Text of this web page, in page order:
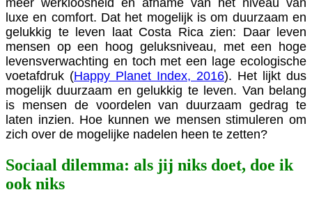
luxe en comfort. Dat het mogelijk is om duurzaam en
gelukkig te leven laat Costa Rica zien: Daar leven
mensen op een hoog geluksniveau, met een hoge
levensverwachting en toch met een lage ecologische
voetafdruk (Happy Planet Index, 2016). Het lijkt dus
mogelijk duurzaam en gelukkig te leven. Van belang
is mensen de voordelen van duurzaam gedrag te
laten inzien. Hoe kunnen we mensen stimuleren om
zich over de mogelijke nadelen heen te zetten?
Sociaal dilemma: als jij niks doet, doe ik
ook niks